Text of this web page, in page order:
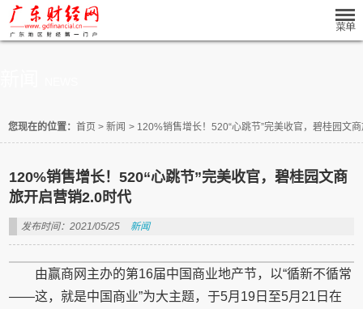
您现在的位置： 首页 > 新闻 > 120%销售增长！520“心跳节”完美收官，碧桂园文
120%销售增长！520“心跳节”完美收官，碧桂园文商
旅开启营销2.0时代
发布时间：2021/05/25 新闻
由赢商网主办的第16届中国商业地产节，以“循新不循常
——这，就是中国商业”为大主题，于5月19日至5月21日在